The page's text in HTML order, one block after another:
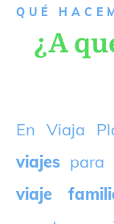
QUÉ
¿A
En Viaja
viajes para
viaje